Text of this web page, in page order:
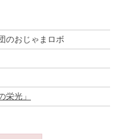
のおじゃまロボ
栄光」